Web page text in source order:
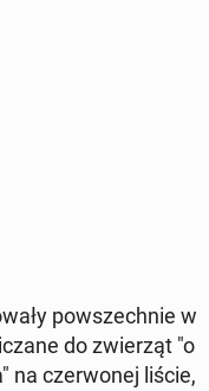
po­wszech­nie w
do zwie­rząt "o
na czer­wo­nej liście,